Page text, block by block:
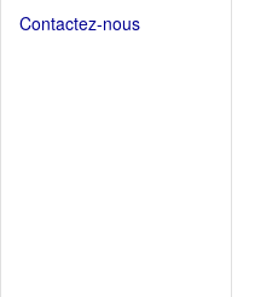
nouvelle
Contactez-nous